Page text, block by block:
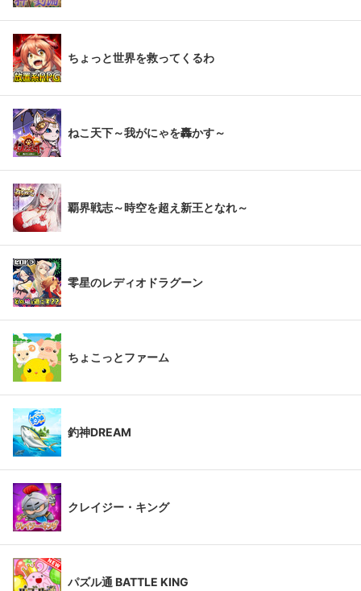
ちょっと世界を救ってくるわ
ねこ天下～我がにゃを轟かす～
覇界戦志～時空を超え新王となれ～
零星のレディオドラグーン
ちょこっとファーム
釣神DREAM
クレイジー・キング
パズル通 BATTLE KING